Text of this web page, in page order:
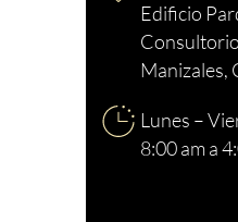
Edificio
Manizales,
Lunes –
8:00 am a